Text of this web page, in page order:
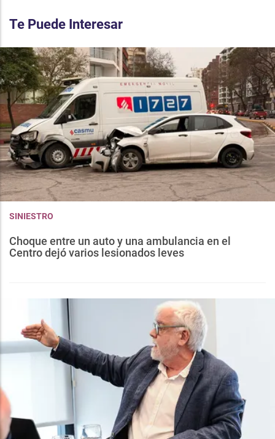
Te Puede Interesar
SINIESTRO
Choque entre un auto y una ambulancia en el
Centro dejó varios lesionados leves